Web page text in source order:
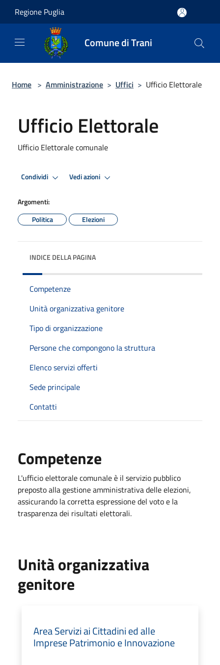
Regione Puglia
Comune di Trani
Home > Amministrazione > Uffici > Ufficio Elettorale
Ufficio Elettorale
Ufficio Elettorale comunale
Condividi Vedi azioni
Argomenti:
Politica
Elezioni
INDICE DELLA PAGINA
Competenze
Unità organizzativa genitore
Tipo di organizzazione
Persone che compongono la struttura
Elenco servizi offerti
Sede principale
Contatti
Competenze
L'ufficio elettorale comunale è il servizio pubblico
preposto alla gestione amministrativa delle elezioni,
assicurando la corretta espressione del voto e la
trasparenza dei risultati elettorali.
Unità organizzativa
genitore
Area Servizi ai Cittadini ed alle
Imprese Patrimonio e Innovazione